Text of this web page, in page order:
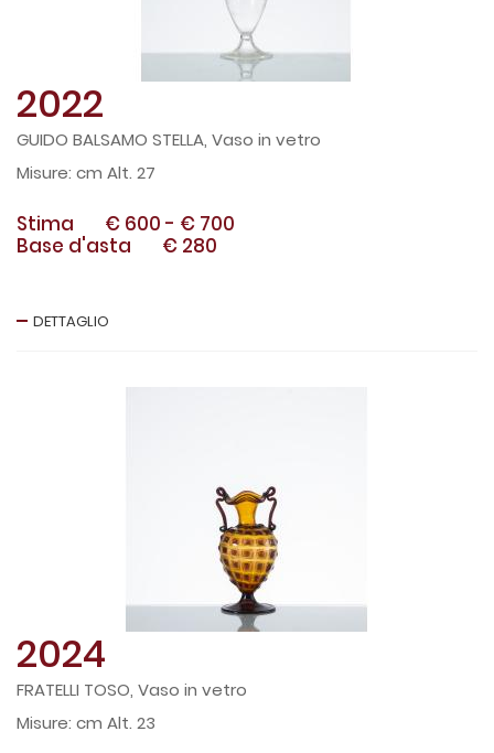
2022
GUIDO BALSAMO STELLA, Vaso in vetro
cm Alt. 27
Stima € 600 - € 700
Base d'asta
€ 280
DETTAGLIO
2024
FRATELLI TOSO, Vaso in vetro
cm Alt. 23